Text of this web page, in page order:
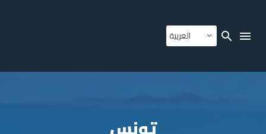
العربية